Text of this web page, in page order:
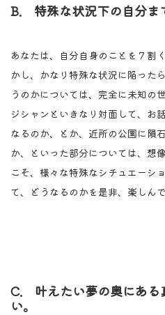
B. 特殊な状況下の自分ま
あなたは、自分自身のことを７割
かし、かなり特殊な状況に陥った
うのかについては、完全に未知の
ジシャンといきなり対面して、お
なるのか、とか、近所の公園に隕
か、といった部分については、想
こそ、様々な特殊なシチュエーシ
て、どうなるのかを是非、楽しん
C. 叶えたい夢の奥にある
い。